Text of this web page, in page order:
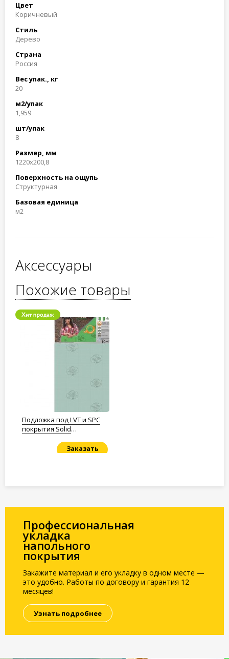
Цвет
Коричневый
Стиль
Дерево
Страна
Россия
Вес упак., кг
20
м2/упак
1,959
шт/упак
8
Размер, мм
1220х200,8
Поверхность на ощупь
Структурная
Базовая единица
м2
Аксессуары
Похожие товары
Подложка под LVT и SPC
покрытия Solid
Заказать
Профессиональная
укладка
напольного
покрытия
Закажите материал и его укладку в одном месте —
это удобно. Работы по договору и гарантия 12
месяцев!
Узнать подробнее